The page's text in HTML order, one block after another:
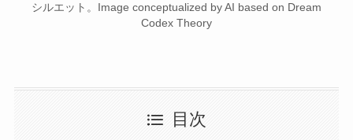
シルエット。Image conceptualized by AI based on Dream
Codex Theory
目次